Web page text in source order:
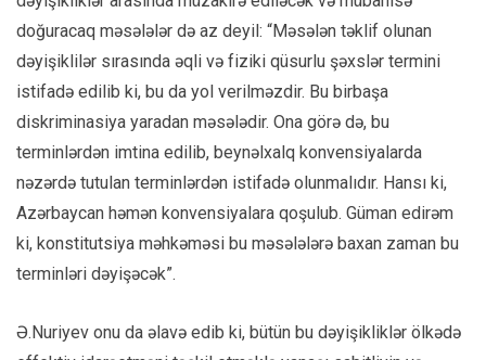
doğuracaq məsələlər də az deyil: “Məsələn təklif olunan
dəyişiklilər sırasında əqli və fiziki qüsurlu şəxslər termini
istifadə edilib ki, bu da yol verilməzdir. Bu birbaşa
diskriminasiya yaradan məsələdir. Ona görə də, bu
terminlərdən imtina edilib, beynəlxalq konvensiyalarda
nəzərdə tutulan terminlərdən istifadə olunmalıdır. Hansı ki,
Azərbaycan həmən konvensiyalara qoşulub. Güman edirəm
ki, konstitutsiya məhkəməsi bu məsələlərə baxan zaman bu
terminləri dəyişəcək”.
Ə.Nuriyev onu da əlavə edib ki, bütün bu dəyişikliklər ölkədə